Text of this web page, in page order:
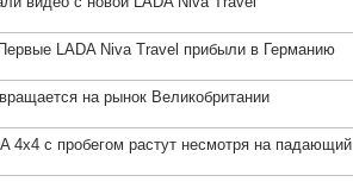
LADA Niva Travel прибыли в Германию
на рынок Великобритании
4х4 с пробегом растут несмотря на